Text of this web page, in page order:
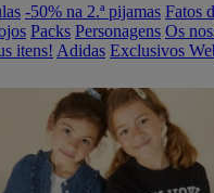
-50% na 2.ª pijamas Fatos
Packs Personagens Os
itens! Adidas Exclusivos